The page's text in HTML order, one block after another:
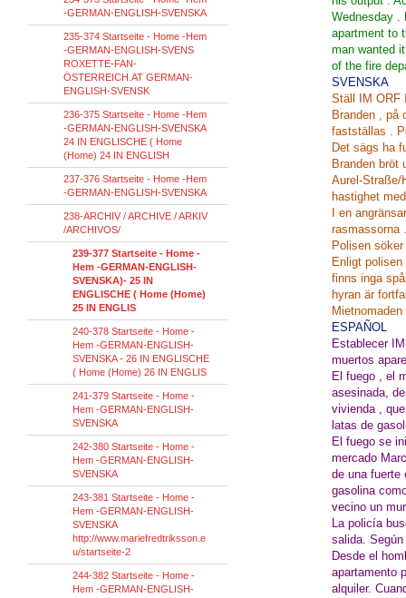
Wednesday .
apartment to
man wanted
of the fire
SVENSKA
Ställ IM ORF
Branden , på
fastställas .
Det sägs ha
Branden bröt
Aurel-Straße/
hastighet
I en
rasmassorna .
Polisen
Enligt
finns inga
hyran är
Mietnomaden
ESPAÑOL
Establecer
muertos
El fuego , el
asesinada,
vivienda ,
latas de
El fuego se
mercado
de una fuerte
gasolina
vecino un
La policía
salida.
Desde el
apartamento
alquiler.
-GERMAN-ENGLISH-SVENSKA
235-374 Startseite - Home -Hem
-GERMAN-ENGLISH-SVENS
ROXETTE-FAN-
ÖSTERREICH.AT GERMAN-
ENGLISH-SVENSK
236-375 Startseite - Home -Hem
-GERMAN-ENGLISH-SVENSKA
24 IN ENGLISCHE ( Home
(Home) 24 IN ENGLISH
237-376 Startseite - Home -Hem
-GERMAN-ENGLISH-SVENSKA
238-ARCHIV / ARCHIVE / ARKIV
/ARCHIVOS/
239-377 Startseite - Home -
Hem -GERMAN-ENGLISH-
SVENSKA)- 25 IN
ENGLISCHE ( Home (Home)
25 IN ENGLIS
240-378 Startseite - Home -
Hem -GERMAN-ENGLISH-
SVENSKA - 26 IN ENGLISCHE
( Home (Home) 26 IN ENGLIS
241-379 Startseite - Home -
Hem -GERMAN-ENGLISH-
SVENSKA
242-380 Startseite - Home -
Hem -GERMAN-ENGLISH-
SVENSKA
243-381 Startseite - Home -
Hem -GERMAN-ENGLISH-
SVENSKA
http://www.mariefredtriksson.e
u/startseite-2
244-382 Startseite - Home -
Hem -GERMAN-ENGLISH-